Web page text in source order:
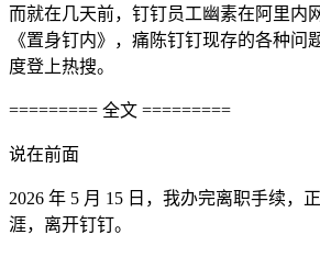
而就在几天前，钉钉员工幽素在阿里内
《置身钉内》，痛陈钉钉现存的各种问
度登上热搜。
========= 全文 =========
说在前面
2026 年 5 月 15 日，我办完离职手续，
涯，离开钉钉。